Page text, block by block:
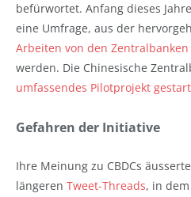
befürwortet. Anfang dieses
eine Umfrage, aus der
Arbeiten von den Zentralbanken
werden. Die Chinesische
umfassendes Pilotprojekt
Gefahren der Initiative
Ihre Meinung zu CBDCs
längeren Tweet-Threads, in